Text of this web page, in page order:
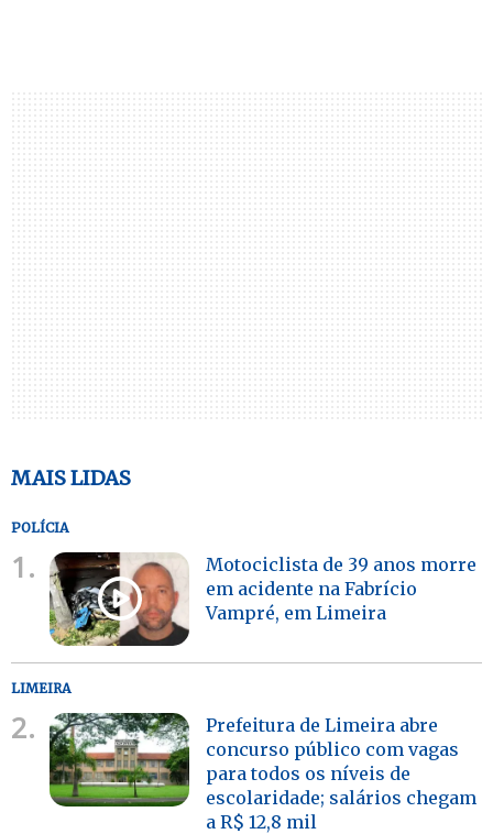
MAIS LIDAS
POLÍCIA
1.
Motociclista de 39 anos morre
em acidente na Fabrício
Vampré, em Limeira
LIMEIRA
2.
Prefeitura de Limeira abre
concurso público com vagas
para todos os níveis de
escolaridade; salários chegam
a R$ 12,8 mil